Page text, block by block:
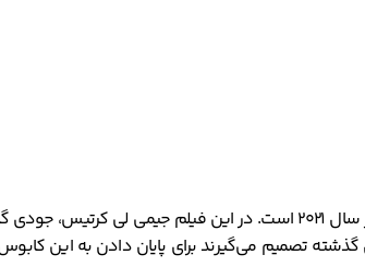
یک فیلم وحشت، هیجان انگیز و درام به کارگردانی دیوید گوردون گرین است. این فیلم محصول
تصمیم می‌گیرند برای پایان دادن به این